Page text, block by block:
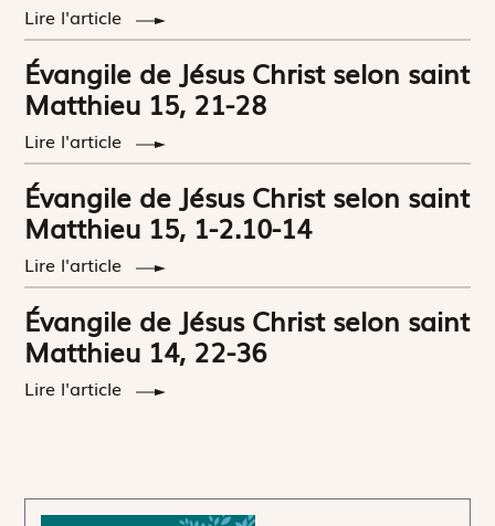
Lire l'article
Évangile de Jésus Christ selon saint
Matthieu 15, 21-28
Lire l'article
Évangile de Jésus Christ selon saint
Matthieu 15, 1-2.10-14
Lire l'article
Évangile de Jésus Christ selon saint
Matthieu 14, 22-36
Lire l'article